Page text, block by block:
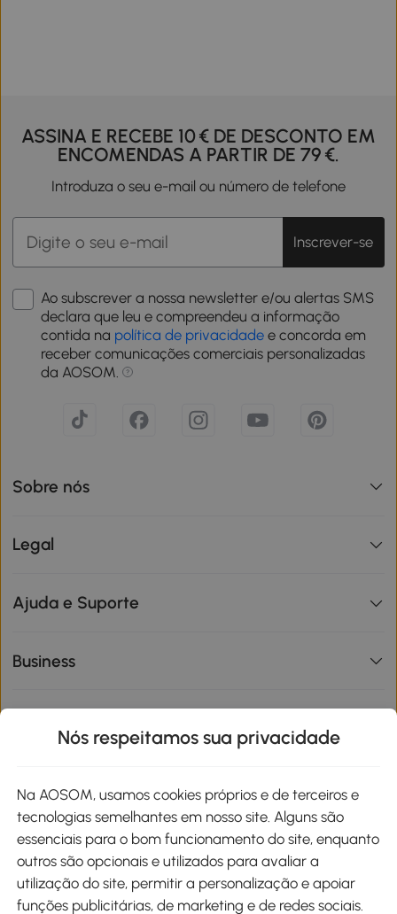
ASSINA E RECEBE 10 € DE DESCONTO EM
ENCOMENDAS A PARTIR DE 79 €.
Introduza o seu e-mail ou número de telefone
Inscrever-se
Ao subscrever a nossa newsletter e/ou alertas SMS
declara que leu e compreendeu a informação
contida na política de privacidade e concorda em
receber comunicações comerciais personalizadas
da AOSOM.
Sobre nós
Legal
Ajuda e Suporte
Business
Métodos de pagamento
Nós respeitamos sua privacidade
Na AOSOM, usamos cookies próprios e de terceiros e
tecnologias semelhantes em nosso site. Alguns são
essenciais para o bom funcionamento do site, enquanto
outros são opcionais e utilizados para avaliar a
utilização do site, permitir a personalização e apoiar
funções publicitárias, de marketing e de redes sociais.